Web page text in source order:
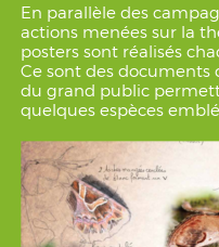
En parallèle des
actions menées sur la
posters sont réalisés
Ce sont des documents
du grand public
quelques espèces